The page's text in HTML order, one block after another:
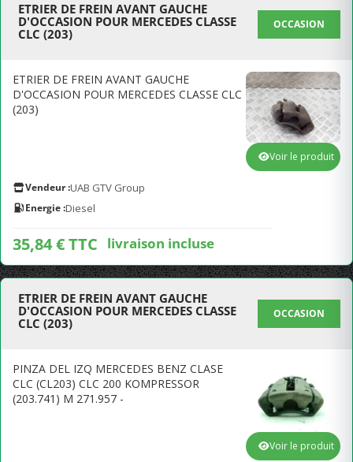
ETRIER DE FREIN AVANT GAUCHE
D'OCCASION POUR MERCEDES CLASSE
CLC (203)
OCCASION
ETRIER DE FREIN AVANT GAUCHE
D'OCCASION POUR MERCEDES CLASSE CLC
(203)
Vendeur :UAB GTV Group
Energie :Diesel
35,84 € TTC livraison incluse
Voir le produit
ETRIER DE FREIN AVANT GAUCHE
D'OCCASION POUR MERCEDES CLASSE
CLC (203)
OCCASION
PINZA DEL IZQ MERCEDES BENZ CLASE
CLC (CL203) CLC 200 KOMPRESSOR
(203.741) M 271.957 -
Voir le produit